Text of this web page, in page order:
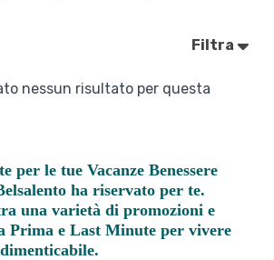
Filtra
nessun risultato per questa
per le tue Vacanze Benessere
ha riservato per te.
una varietà di promozioni e
Prima e Last Minute per vivere